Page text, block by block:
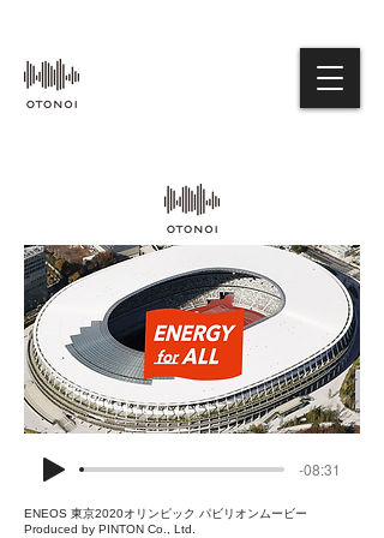
-08:31
ENEOS 東京2020オリンピック パビリオンムービー
Produced by PINTON Co., Ltd.